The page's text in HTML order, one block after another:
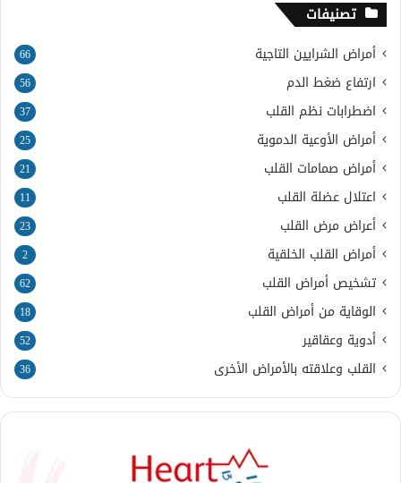
تصنيفات
أمراض الشرايين التاجية 66
ارتفاع ضغط الدم 56
اضطرابات نظم القلب 37
أمراض الأوعية الدموية 25
أمراض صمامات القلب 21
اعتلال عضلة القلب 11
أعراض مرض القلب 23
أمراض القلب الخلقية 2
تشخيص أمراض القلب 62
الوقاية من أمراض القلب 18
أدوية وعقاقير 52
القلب وعلاقته بالأمراض الأخرى 36